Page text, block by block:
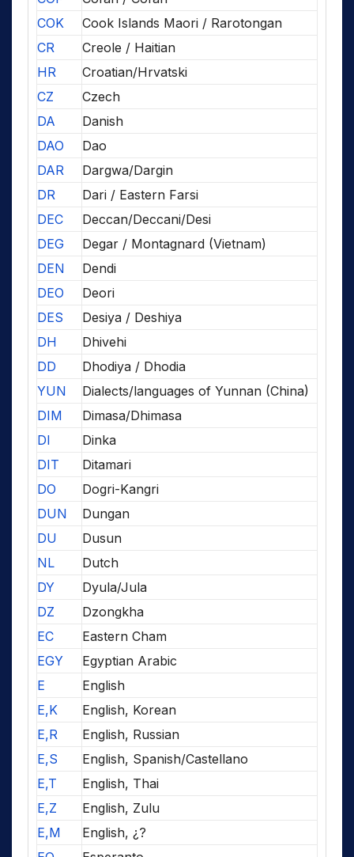
COK
Cook Islands Maori / Rarotongan
CR
Creole / Haitian
HR
Croatian/Hrvatski
CZ
Czech
DA
Danish
DAO
Dao
DAR
Dargwa/Dargin
DR
Dari / Eastern Farsi
DEC
Deccan/Deccani/Desi
DEG
Degar / Montagnard (Vietnam)
DEN
Dendi
DEO
Deori
DES
Desiya / Deshiya
DH
Dhivehi
DD
Dhodiya / Dhodia
YUN
Dialects/languages of Yunnan (China)
DIM
Dimasa/Dhimasa
DI
Dinka
DIT
Ditamari
DO
Dogri-Kangri
DUN
Dungan
DU
Dusun
NL
Dutch
DY
Dyula/Jula
DZ
Dzongkha
EC
Eastern Cham
EGY
Egyptian Arabic
E
English
E,K
English, Korean
E,R
English, Russian
E,S
English, Spanish/Castellano
E,T
English, Thai
E,Z
English, Zulu
E,M
English, ¿?